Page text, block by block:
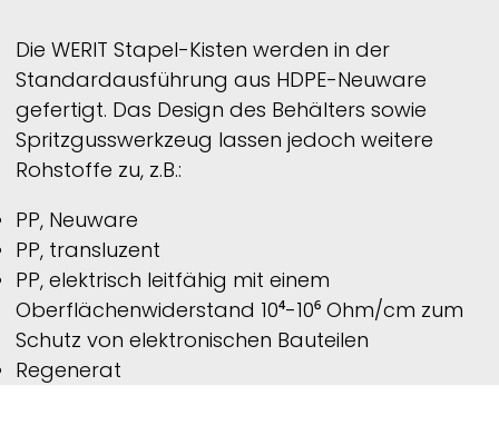
Die WERIT Stapel-Kisten werden in der
Standardausführung aus HDPE-Neuware
gefertigt. Das Design des Behälters sowie
Spritzgusswerkzeug lassen jedoch weitere
Rohstoffe zu, z.B.:
PP, Neuware
PP, transluzent
PP, elektrisch leitfähig mit einem
Oberflächenwiderstand 10⁴-10⁶ Ohm/cm zum
Schutz von elektronischen Bauteilen
Regenerat